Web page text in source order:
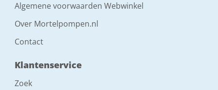
zekering
35A
Algemene voorwaarden Webwinkel
Over Mortelpompen.nl
Contact
Klantenservice
Zoek